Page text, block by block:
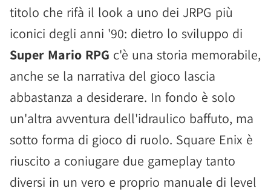
titolo che rifà il look a uno dei JRPG più
iconici degli anni '90: dietro lo sviluppo di
Super Mario RPG c'è una storia memorabile,
anche se la narrativa del gioco lascia
abbastanza a desiderare. In fondo è solo
un'altra avventura dell'idraulico baffuto, ma
sotto forma di gioco di ruolo. Square Enix è
riuscito a coniugare due gameplay tanto
diversi in un vero e proprio manuale di level